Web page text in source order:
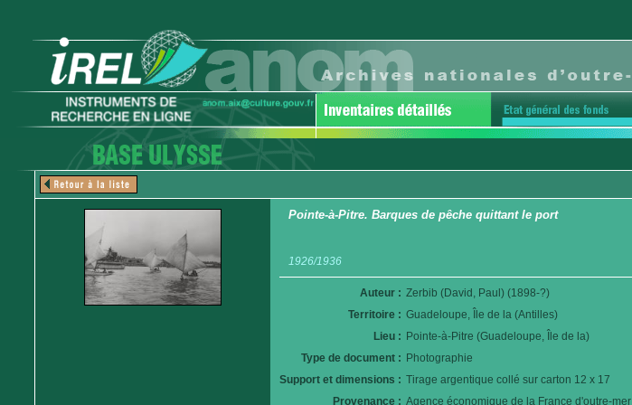
Pointe-à-Pitre. Barques de pêche quittant le port
1926/1936
Auteur : Zerbib (David, Paul) (1898-?)
Territoire : Guadeloupe, Île de la (Antilles)
Lieu : Pointe-à-Pitre (Guadeloupe, Île de la)
Type de document : Photographie
Support et dimensions : Tirage argentique collé sur carton 12 x 17
Provenance : Agence économique de la France d'outre-mer